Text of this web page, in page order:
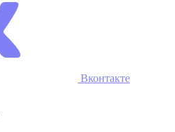
Вконтакте